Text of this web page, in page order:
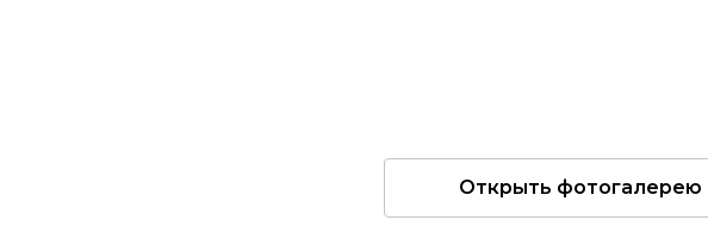
Открыть фотогалерею